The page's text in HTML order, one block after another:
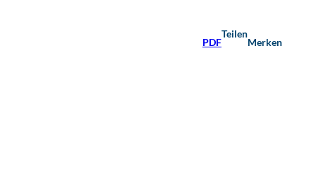
PDF
Teilen
Merken